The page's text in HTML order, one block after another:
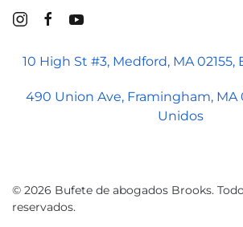
10 High St #3, Medford, MA 02155,
490 Union Ave, Framingham, MA
Unidos
© 2026 Bufete de abogados Brooks.
reservados.